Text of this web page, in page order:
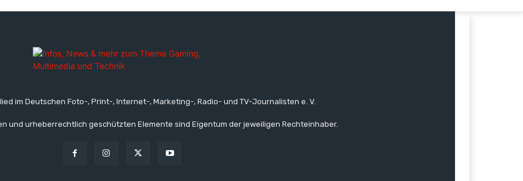
im Deutschen Foto-, Print-, Internet-, Marketing-, Radio- und TV-Journalisten e. V.
und urheberrechtlich geschützten Elemente sind Eigentum der jeweiligen Rechteinhaber.